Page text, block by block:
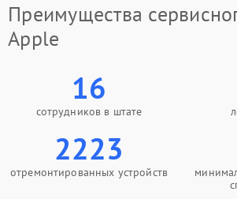
Преимущества
Apple
16
сотрудников в штате
2223
отремонтированных устройств